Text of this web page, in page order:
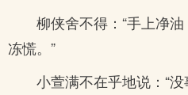
柳侠舍不得：“手上净
冻慌。”
小萱满不在乎地说：“